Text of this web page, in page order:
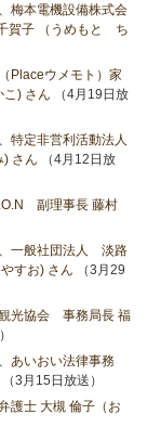
梅本電機設備株式会
賀子 （うめもと ち
Placeウメモト）家
) さん （4月19日放
特定非営利活動法人
さん （4月12日放
副理事長 藤村
一般社団法人 淡路
すお) さん （3月29
光協会 事務局長 福
あいおい法律事務
（3月15日放送）
護士 大槻 倫子（お